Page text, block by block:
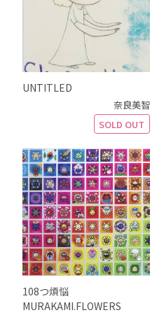
UNTITLED
奈良美智
SOLD OUT
108つ煩悩
MURAKAMI.FLOWERS